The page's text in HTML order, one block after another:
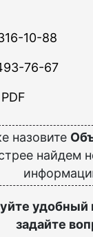
10-88
76-67
назовите
найдем
задайте